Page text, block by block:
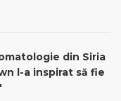
din Siria
l-a inspirat să fie